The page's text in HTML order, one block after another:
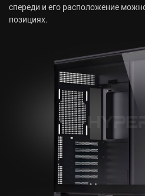
спереди и его расположение
позициях.